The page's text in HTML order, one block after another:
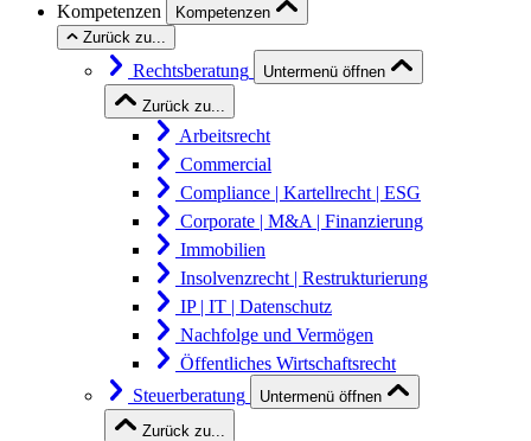
Kompetenzen
Kompetenzen
Zurück zu...
Rechtsberatung
Untermenü öffnen
Zurück zu...
Arbeitsrecht
Commercial
Compliance | Kartellrecht | ESG
Corporate | M&A | Finanzierung
Immobilien
Insolvenzrecht | Restrukturierung
IP | IT | Datenschutz
Nachfolge und Vermögen
Öffentliches Wirtschaftsrecht
Steuerberatung
Untermenü öffnen
Zurück zu...